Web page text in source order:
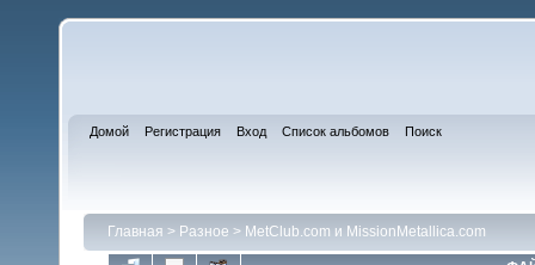
Домой Регистрация Вход Список альбомов Поиск
Главная > Разное > MetClub.com и MissionMetallica.com